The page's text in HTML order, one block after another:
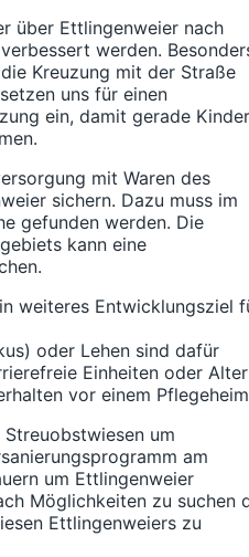
über Ettlingenweier nach
werden.
Kreuzung mit der Straße
uns für einen
ein, damit gerade Kinder
mit Waren des
sichern. Dazu muss im
gefunden werden. Die
kann eine
weiteres Entwicklungsziel
oder Lehen sind dafür
Einheiten oder
vor einem
um
am
um Ettlingenweier
Möglichkeiten zu suchen
Ettlingenweiers zu